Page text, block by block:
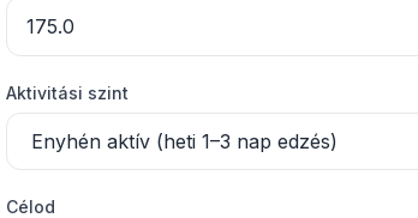
Aktivitási szint
Célod